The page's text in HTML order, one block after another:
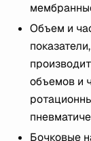
Объем и
объемов и
Бочковые